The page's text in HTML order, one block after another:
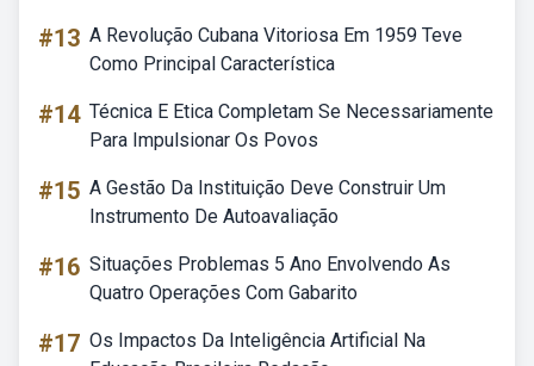
#13 A Revolução Cubana Vitoriosa Em 1959 Teve
Como Principal Característica
#14 Técnica E Etica Completam Se Necessariamente
Para Impulsionar Os Povos
#15 A Gestão Da Instituição Deve Construir Um
Instrumento De Autoavaliação
#16 Situações Problemas 5 Ano Envolvendo As
Quatro Operações Com Gabarito
#17 Os Impactos Da Inteligência Artificial Na